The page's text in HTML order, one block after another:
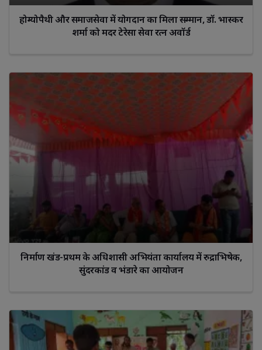
होम्योपैथी और समाजसेवा में योगदान का मिला सम्मान, डॉ. भास्कर
शर्मा को मदर टेरेसा सेवा रत्न अवॉर्ड
निर्माण खंड-प्रथम के अधिशासी अभियंता कार्यालय में रुद्राभिषेक,
सुंदरकांड व भंडारे का आयोजन